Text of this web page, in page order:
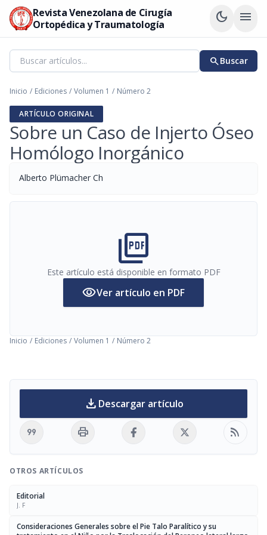
Revista Venezolana de Cirugía
Ortopédica y Traumatología
dark_mode menu
searchBuscar
Inicio / Ediciones / Volumen 1 / Número 2
ARTÍCULO ORIGINAL
Sobre un Caso de Injerto Óseo
Homólogo Inorgánico
Alberto Plümacher Ch
picture_as_pdf
Este artículo está disponible en formato PDF
visibilityVer artículo en PDF
Inicio / Ediciones / Volumen 1 / Número 2
download Descargar artículo
format_quote print rss_feed
OTROS ARTÍCULOS
Editorial
J. F
Consideraciones Generales sobre el Pie Talo Paralítico y su